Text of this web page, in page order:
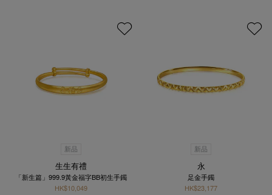
新品
生生有禮
「新生篇」999.9黃金福字BB初生手鐲
HK$10,049
新品
永
足金手鐲
HK$23,177